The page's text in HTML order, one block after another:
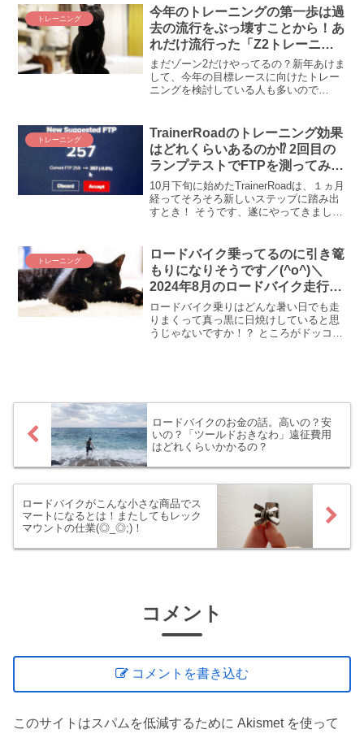
分走トレーニング、5回目の途中経過を振
り返ります。
トレーニング
今年のトレーニングの第一歩は過
去の流行をぶっ壊すことから！あ
れだけ流行った「Z2トレーニン
グ」にGCNが”待った”をかけて
います
まだゾーン2だけやってるの？新年あけま
して、今年の目標レースに向けたトレー
ニングを検討している人も多いので
でだったら間違いなく「ゾーン2」でし
た。鼻歌できる強度を積む...
トレーニング
TrainerRoadのトレーニング効果
はどれくらいあるのか⁉ 2回目の
ランプテストでFTPを測ってみ
た！
10月下旬に始めたTrainerRoadは、１ヵ月
経ってそろそろ新しいステップに踏み出
すとき！ そうです、遂にやってきまし
ウトで、うしし、5Wとか上がっていたら
どうしよう(〃艸〃)ﾑﾌｯ いやいや、5Wな
んて謙虚で謙遜ｗ 10Wくらい上がってる
んじゃないの～(≧∇≦)⁉ と思った時期があ
りました。
トレーニング
ロードバイク乗ってるのに引き篭
もりになりそうです／(^o^)＼
2024年8月のロードバイク走行距
離・乗車時間を振り返る
ロードバイク乗りはどんな暑い日でも走
りまくって真っ黒に日焼けしていると思
うじゃないですか！？ ところがドッコ
ロードバイクのお金の話。高いの？安
いの？「ツールドおきなわ」遠征費用
はどれくらいかかるの？
ロードバイクがこんな小さな商品でス
マートになるとは！またしてもレック
マウントの仕業(◎_◎;)！
コメント
コメントを書き込む
このサイトはスパムを低減するために Akismet を使って